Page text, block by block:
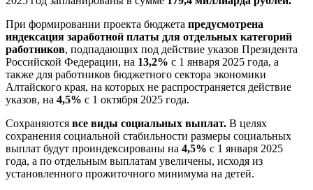
При формировании проекта бюджета предусмотрена
индексация заработной платы для отдельных категорий
работников, подпадающих под действие указов Президента
Российской Федерации, на 13,2% с 1 января 2025 года, а
также для работников бюджетного сектора экономики
Алтайского края, на которых не распространяется действие
указов, на 4,5% с 1 октября 2025 года.
Сохраняются все виды социальных выплат. В целях
сохранения социальной стабильности размеры социальных
выплат будут проиндексированы на 4,5% с 1 января 2025
года, а по отдельным выплатам увеличены, исходя из
установленного прожиточного минимума на детей.